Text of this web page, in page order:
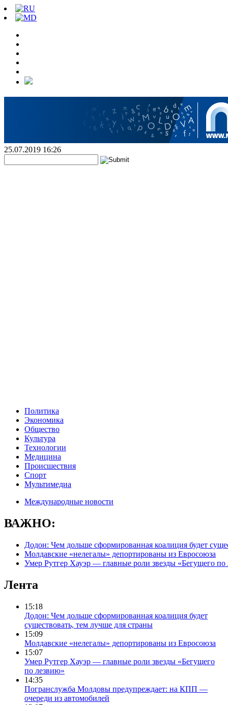
25.07.2019 16:26
Политика
Экономика
Общество
Культура
Технологии
Медицина
Происшествия
Спорт
Мультимедиа
Международные новости
ВАЖНО:
Додон: Чем дольше сформированная коалиция будет
Молдавские «нелегалы» депортированы из Евросоюза
Умер Рутгер Хауэр — главные роли звезды «Бегущего по
Лента
15:18
Додон: Чем дольше сформированная коалиция будет
существовать, тем лучше для страны
15:09
Молдавские «нелегалы» депортированы из Евросоюза
15:07
Умер Рутгер Хауэр — главные роли звезды «Бегущего
по лезвию»
14:35
Погранслужба Молдовы предупреждает: на КПП —
очереди из автомобилей